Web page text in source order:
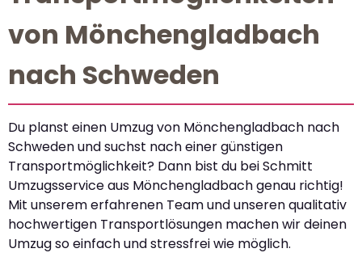
von Mönchengladbach
nach Schweden
Du planst einen Umzug von Mönchengladbach nach
Schweden und suchst nach einer günstigen
Transportmöglichkeit? Dann bist du bei Schmitt
Umzugsservice aus Mönchengladbach genau richtig!
Mit unserem erfahrenen Team und unseren qualitativ
hochwertigen Transportlösungen machen wir deinen
Umzug so einfach und stressfrei wie möglich.